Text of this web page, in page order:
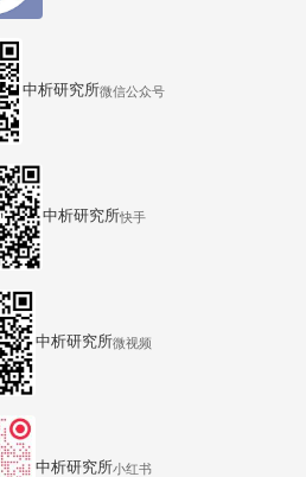
中析研究所微信公众号
中析研究所快手
中析研究所微视频
中析研究所小红书